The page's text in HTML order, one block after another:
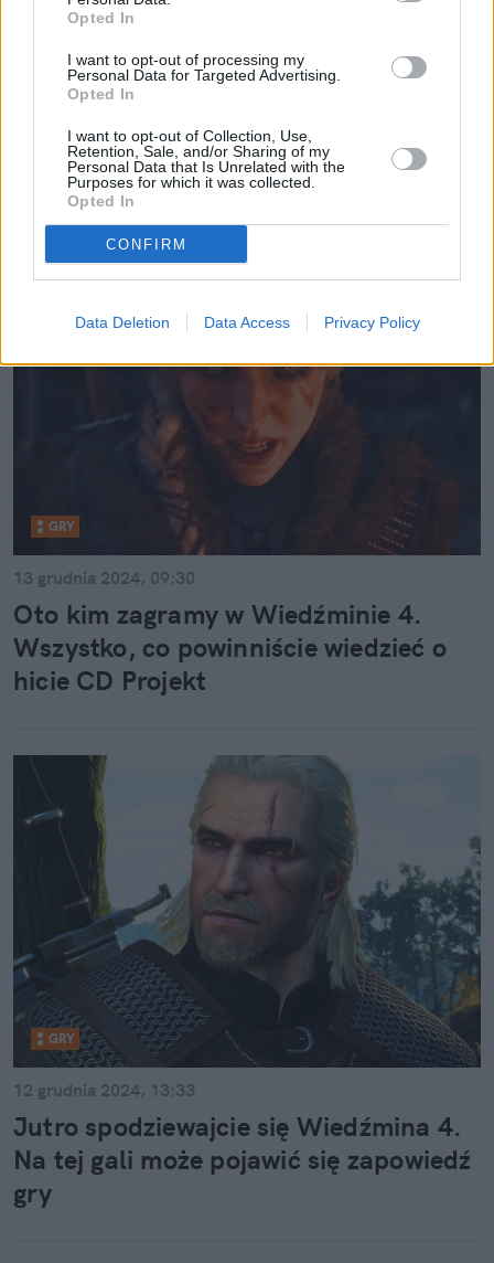
Opted In
I want to opt-out of processing my
Personal Data for Targeted Advertising.
Opted In
I want to opt-out of Collection, Use,
Retention, Sale, and/or Sharing of my
Personal Data that Is Unrelated with the
Purposes for which it was collected.
Opted In
CONFIRM
Data Deletion Data Access Privacy Policy
GRY
29 grudnia 2024, 14:56
Ciri założy szkołę rysia? Zebrałam dla
was (prawie) wszystkie teorie dot. gry
Wiedźmin 4
GRY
13 grudnia 2024, 09:30
Oto kim zagramy w Wiedźminie 4.
Wszystko, co powinniście wiedzieć o
hicie CD Projekt
GRY
12 grudnia 2024, 13:33
Jutro spodziewajcie się Wiedźmina 4.
Na tej gali może pojawić się zapowiedź
gry